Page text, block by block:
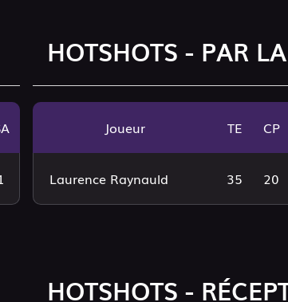
HOTSHOTS - PAR
Joueur TE CP
Laurence Raynauld 35 20
HOTSHOTS -